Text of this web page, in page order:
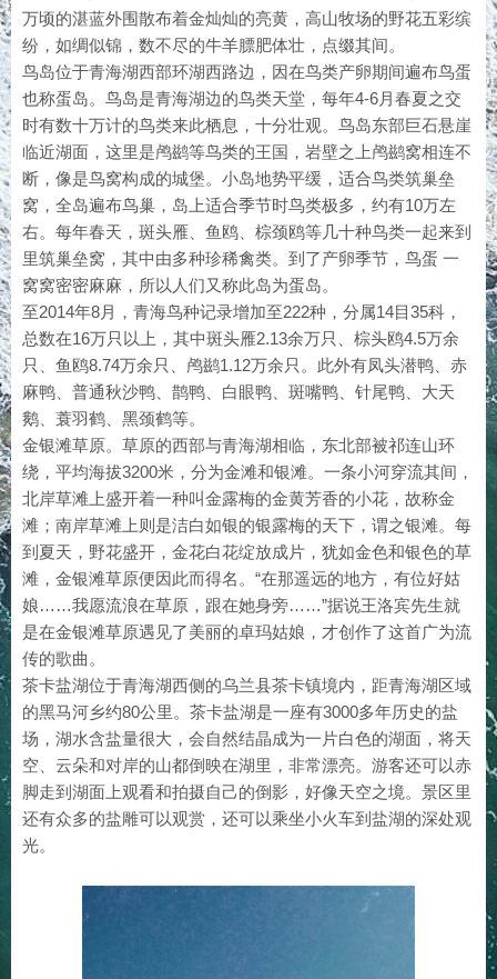
万顷的湛蓝外围散布着金灿灿的亮黄，高山牧场的野花五彩缤
纷，如绸似锦，数不尽的牛羊膘肥体壮，点缀其间。
鸟岛位于青海湖西部环湖西路边，因在鸟类产卵期间遍布鸟蛋
也称蛋岛。鸟岛是青海湖边的鸟类天堂，每年4-6月春夏之交
时有数十万计的鸟类来此栖息，十分壮观。鸟岛东部巨石悬崖
临近湖面，这里是鸬鹚等鸟类的王国，岩壁之上鸬鹚窝相连不
断，像是鸟窝构成的城堡。小岛地势平缓，适合鸟类筑巢垒
窝，全岛遍布鸟巢，岛上适合季节时鸟类极多，约有10万左
右。每年春天，斑头雁、鱼鸥、棕颈鸥等几十种鸟类一起来到
里筑巢垒窝，其中由多种珍稀禽类。到了产卵季节，鸟蛋 一
窝窝密密麻麻，所以人们又称此岛为蛋岛。
至2014年8月，青海鸟种记录增加至222种，分属14目35科，
总数在16万只以上，其中斑头雁2.13余万只、棕头鸥4.5万余
只、鱼鸥8.74万余只、鸬鹚1.12万余只。此外有凤头潜鸭、赤
麻鸭、普通秋沙鸭、鹊鸭、白眼鸭、斑嘴鸭、针尾鸭、大天
鹅、蓑羽鹤、黑颈鹤等。
金银滩草原。草原的西部与青海湖相临，东北部被祁连山环
绕，平均海拔3200米，分为金滩和银滩。一条小河穿流其间，
北岸草滩上盛开着一种叫金露梅的金黄芳香的小花，故称金
滩；南岸草滩上则是洁白如银的银露梅的天下，谓之银滩。每
到夏天，野花盛开，金花白花绽放成片，犹如金色和银色的草
滩，金银滩草原便因此而得名。“在那遥远的地方，有位好姑
娘……我愿流浪在草原，跟在她身旁……”据说王洛宾先生就
是在金银滩草原遇见了美丽的卓玛姑娘，才创作了这首广为流
传的歌曲。
茶卡盐湖位于青海湖西侧的乌兰县茶卡镇境内，距青海湖区域
的黑马河乡约80公里。茶卡盐湖是一座有3000多年历史的盐
场，湖水含盐量很大，会自然结晶成为一片白色的湖面，将天
空、云朵和对岸的山都倒映在湖里，非常漂亮。游客还可以赤
脚走到湖面上观看和拍摄自己的倒影，好像天空之境。景区里
还有众多的盐雕可以观赏，还可以乘坐小火车到盐湖的深处观
光。